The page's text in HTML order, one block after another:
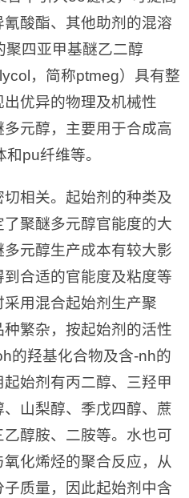
酸酯、其他助剂的混溶
聚四亚甲基醚乙二醇
，简称ptmeg）具有整
优异的物理及机械性
元醇，主要用于合成高
pu纤维等。
相关。起始剂的种类及
聚醚多元醇官能度的大
元醇生产成本有较大影
合适的官能度及粘度等
用混合起始剂生产聚
繁杂，按起始剂的活性
的羟基化合物及含-nh的
始剂有丙二醇、三羟甲
山梨醇、季戊四醇、蔗
醇胺、二胺等。水也可
化烯烃的聚合反应，从
质量，因此起始剂中含